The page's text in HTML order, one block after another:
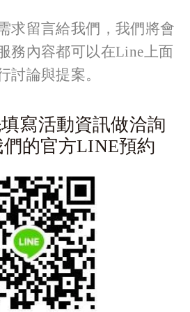
求留言給我們，我們將會
務內容都可以在Line上面
討論與提案。
寫活動資訊做洽詢
的官方LINE預約